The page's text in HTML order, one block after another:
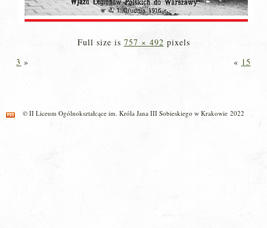
Full size is 757 × 492 pixels
3 » « 15
© II Liceum Ogólnokształcące im. Króla Jana III Sobieskiego w Krakowie 2022